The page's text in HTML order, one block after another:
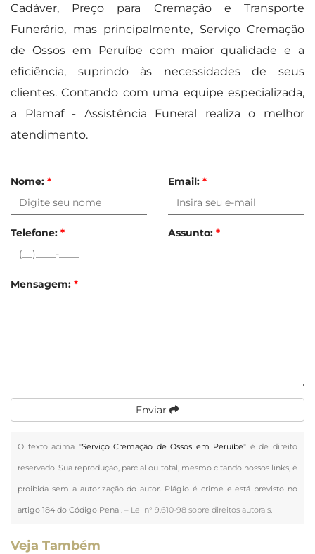
Cadáver, Preço para Cremação e Transporte
Funerário, mas principalmente, Serviço Cremação
de Ossos em Peruíbe com maior qualidade e a
eficiência, suprindo às necessidades de seus
clientes. Contando com uma equipe especializada,
a Plamaf - Assistência Funeral realiza o melhor
atendimento.
Nome: * Email: *
Telefone: * Assunto: *
Mensagem: *
Enviar
O texto acima "Serviço Cremação de Ossos em Peruíbe" é de direito
reservado. Sua reprodução, parcial ou total, mesmo citando nossos links, é
proibida sem a autorização do autor. Plágio é crime e está previsto no
artigo 184 do Código Penal. – Lei n° 9.610-98 sobre direitos autorais.
Veja Também